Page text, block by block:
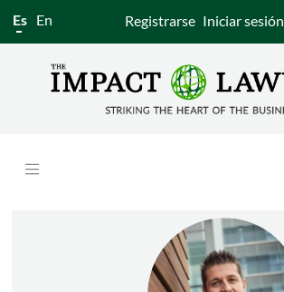
Es En Registrarse Iniciar sesión